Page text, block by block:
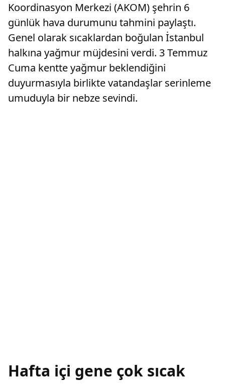
Koordinasyon Merkezi (AKOM) şehrin 6
günlük hava durumunu tahmini paylaştı.
Genel olarak sıcaklardan boğulan İstanbul
halkına yağmur müjdesini verdi. 3 Temmuz
Cuma kentte yağmur beklendiğini
duyurmasıyla birlikte vatandaşlar serinleme
umuduyla bir nebze sevindi.
Hafta içi gene çok sıcak